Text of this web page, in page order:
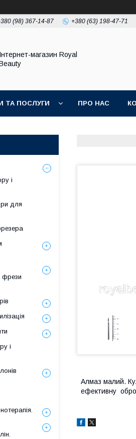
(98) 367-14-87 +380 (63) 198-47-71
Інтернет-магазин Royal
ТА ПОСЛУГИ ПРО НАС
Алмаз малий.
ефективну
і
для
фрези
і